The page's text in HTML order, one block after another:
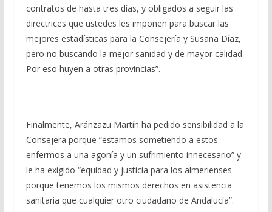
contratos de hasta tres días, y obligados a seguir las
directrices que ustedes les imponen para buscar las
mejores estadísticas para la Consejería y Susana Díaz,
pero no buscando la mejor sanidad y de mayor calidad.
Por eso huyen a otras provincias”.
Finalmente, Aránzazu Martín ha pedido sensibilidad a la
Consejera porque “estamos sometiendo a estos
enfermos a una agonía y un sufrimiento innecesario” y
le ha exigido “equidad y justicia para los almerienses
porque tenemos los mismos derechos en asistencia
sanitaria que cualquier otro ciudadano de Andalucía”.